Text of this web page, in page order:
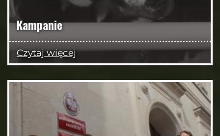
Kampanie
Czytaj więcej